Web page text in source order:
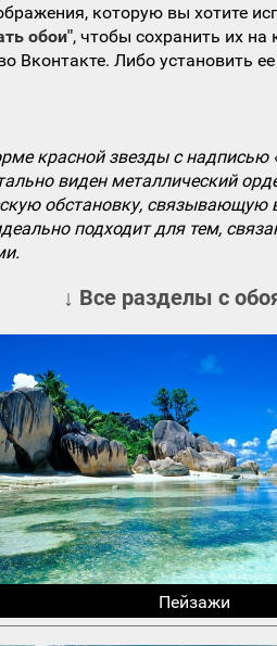
которую вы хотите
обои", чтобы сохранить их на
Вконтакте. Либо установить
красной звезды с надписью
виден металлический
обстановку,
подходит для тем,
↓ Все разделы с
Пейзажи